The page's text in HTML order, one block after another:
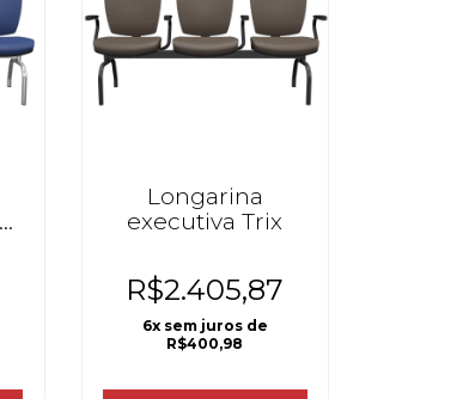
Longarina
executiva Trix
R$2.405,87
6x sem juros de
R$400,98